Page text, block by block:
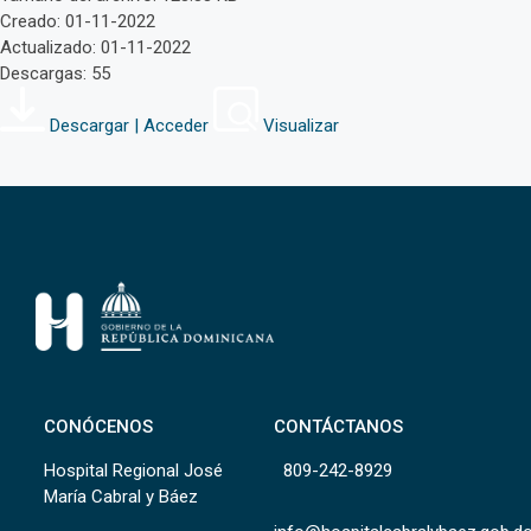
Creado: 01-11-2022
Actualizado: 01-11-2022
Descargas: 55
Descargar | Acceder Visualizar
CONÓCENOS
Hospital Regional José
María Cabral y Báez
CONTÁCTANOS
809-242-8929